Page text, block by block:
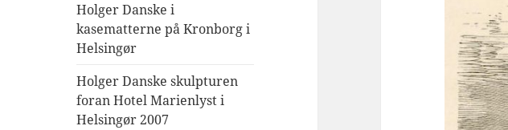
Holger Danske i
kasematterne på Kronborg i
Helsingør
Holger Danske skulpturen
foran Hotel Marienlyst i
Helsingør 2007